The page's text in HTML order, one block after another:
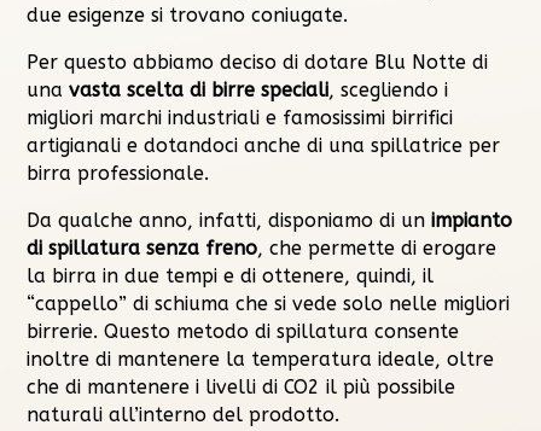
due esigenze si trovano coniugate.
Per questo abbiamo deciso di dotare Blu Notte di
una vasta scelta di birre speciali, scegliendo i
migliori marchi industriali e famosissimi birrifici
artigianali e dotandoci anche di una spillatrice per
birra professionale.
Da qualche anno, infatti, disponiamo di un impianto
di spillatura senza freno, che permette di erogare
la birra in due tempi e di ottenere, quindi, il
“cappello” di schiuma che si vede solo nelle migliori
birrerie. Questo metodo di spillatura consente
inoltre di mantenere la temperatura ideale, oltre
che di mantenere i livelli di CO2 il più possibile
naturali all’interno del prodotto.